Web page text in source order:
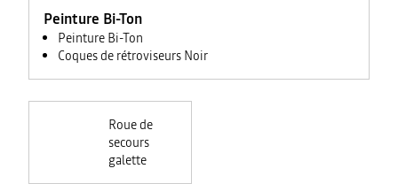
Peinture Bi-Ton
Peinture Bi-Ton
Coques de rétroviseurs Noir
Roue de
secours
galette